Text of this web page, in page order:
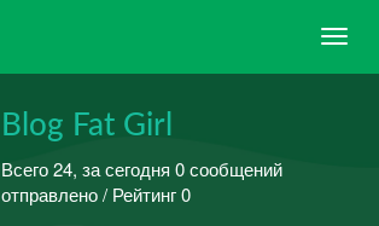
Blog Fat Girl
Всего 24, за сегодня 0 сообщений
отправлено / Рейтинг 0